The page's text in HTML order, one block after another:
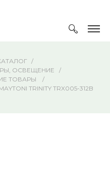
ОСВЕЩЕНИЕ
ТОВАРЫ
TRINITY TRX005-312B